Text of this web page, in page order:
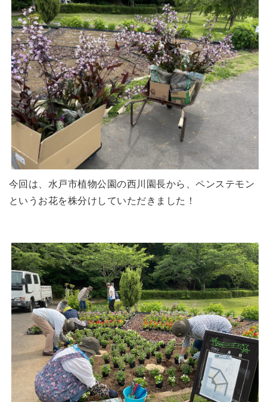
今回は、水戸市植物公園の西川園長から、ペンステモン
というお花を株分けしていただきました！